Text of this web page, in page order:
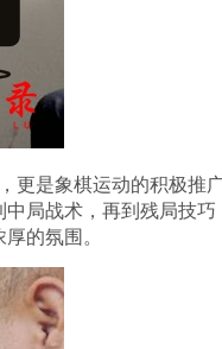
更是象棋运动的积极推
局战术，再到残局技
的氛围。